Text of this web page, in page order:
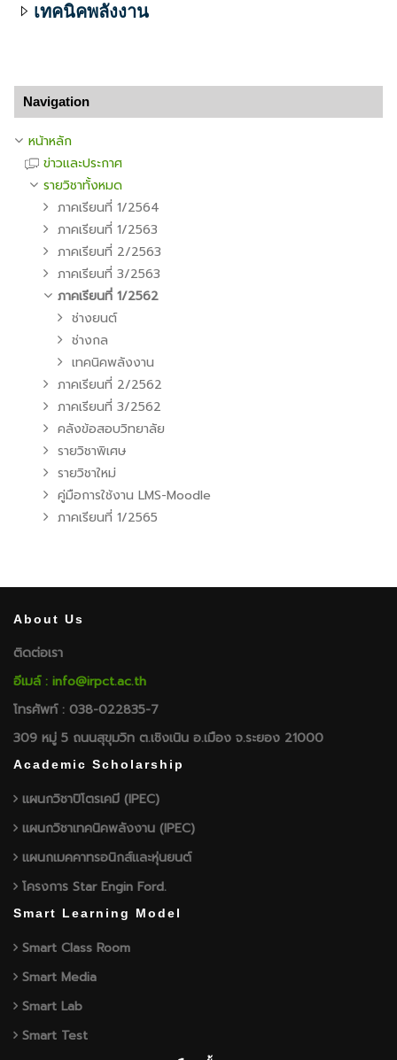
เทคนิคพลังงาน
Navigation
หน้าหลัก
ข่าวและประกาศ
รายวิชาทั้งหมด
ภาคเรียนที่ 1/2564
ภาคเรียนที่ 1/2563
ภาคเรียนที่ 2/2563
ภาคเรียนที่ 3/2563
ภาคเรียนที่ 1/2562
ช่างยนต์
ช่างกล
เทคนิคพลังงาน
ภาคเรียนที่ 2/2562
ภาคเรียนที่ 3/2562
คลังข้อสอบวิทยาลัย
รายวิชาพิเศษ
รายวิชาใหม่
คู่มือการใช้งาน LMS-Moodle
ภาคเรียนที่ 1/2565
About Us
ติดต่อเรา
อีเมล์ : info@irpct.ac.th
โทรศัพท์ : 038-022835-7
309 หมู่ 5 ถนนสุขุมวิท ต.เชิงเนิน อ.เมือง จ.ระยอง 21000
Academic Scholarship
แผนกวิชาปิโตรเคมี (IPEC)
แผนกวิชาเทคนิคพลังงาน (IPEC)
แผนกเมคคาทรอนิกส์และหุ่นยนต์
โครงการ Star Engin Ford.
Smart Learning Model
Smart Class Room
Smart Media
Smart Lab
Smart Test